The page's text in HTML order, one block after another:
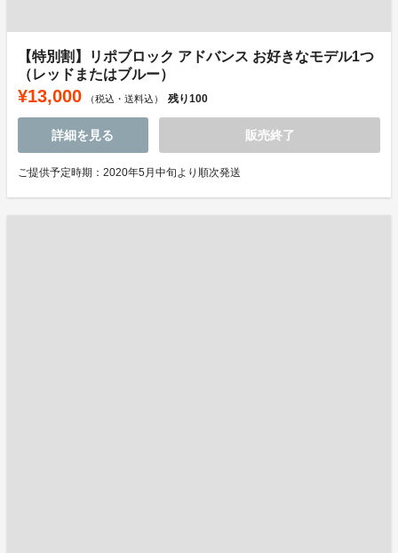
【特別割】リポブロック アドバンス お好きなモデル1つ
（レッドまたはブルー）
¥13,000 （税込・送料込） 残り100
詳細を見る 販売終了
ご提供予定時期：2020年5月中旬より順次発送